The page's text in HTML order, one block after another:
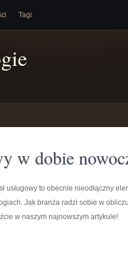
Tagi
w dobie
usługowy to obecnie nieodłączny
Jak branża radzi sobie w
w naszym najnowszym artykule!